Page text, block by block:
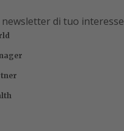
newsletter di tuo interesse